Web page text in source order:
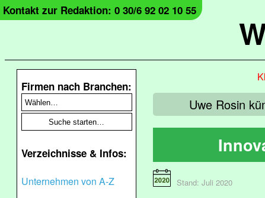
Kontakt zur Redaktion: 0 30/6 92 02 10 55
Firmen nach Branchen:
Verzeichnisse & Infos:
Unternehmen von A-Z
Uwe Rosin
Stand: Juli 2020